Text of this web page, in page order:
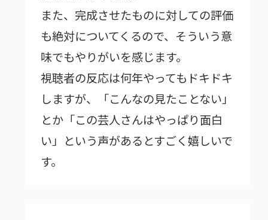
また、完成させたものに対しての評価
も絶対についてくるので、そういう意
味でもやりがいを感じます。
視聴者の反応は何年やってもドキドキ
しますが、「こんなの見たことない」
とか「この芸人さんはやっぱり面白
い」という声があるとすごく嬉しいで
す。